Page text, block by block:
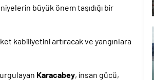
büyük önem taşıdığı bir
kabiliyetini artıracak ve yangınlara
Karacabey, insan gücü,